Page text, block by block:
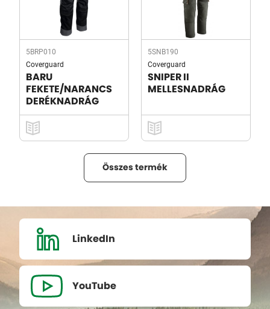
5BRP010
Coverguard
BARU
FEKETE/NARANCS
DERÉKNADRÁG
5SNB190
Coverguard
SNIPER II
MELLESNADRÁG
Összes termék
LinkedIn
YouTube